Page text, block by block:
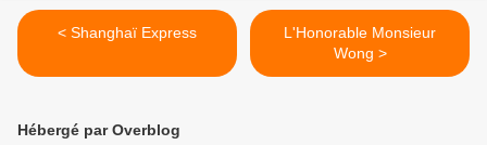
< Shanghaï Express
L'Honorable Monsieur
Wong >
Hébergé par Overblog